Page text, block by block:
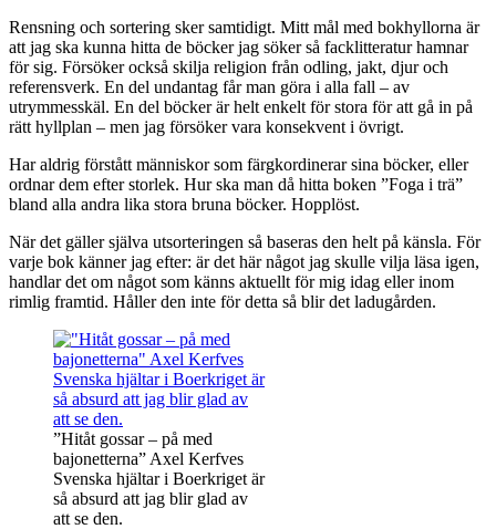
Rensning och sortering sker samtidigt. Mitt mål med bokhyllorna är
att jag ska kunna hitta de böcker jag söker så facklitteratur hamnar
för sig. Försöker också skilja religion från odling, jakt, djur och
referensverk. En del undantag får man göra i alla fall – av
utrymmesskäl. En del böcker är helt enkelt för stora för att gå in på
rätt hyllplan – men jag försöker vara konsekvent i övrigt.
Har aldrig förstått människor som färgkordinerar sina böcker, eller
ordnar dem efter storlek. Hur ska man då hitta boken ”Foga i trä”
bland alla andra lika stora bruna böcker. Hopplöst.
När det gäller själva utsorteringen så baseras den helt på känsla. För
varje bok känner jag efter: är det här något jag skulle vilja läsa igen,
handlar det om något som känns aktuellt för mig idag eller inom
rimlig framtid. Håller den inte för detta så blir det ladugården.
”Hitåt gossar – på med
bajonetterna” Axel Kerfves
Svenska hjältar i Boerkriget är
så absurd att jag blir glad av
att se den.